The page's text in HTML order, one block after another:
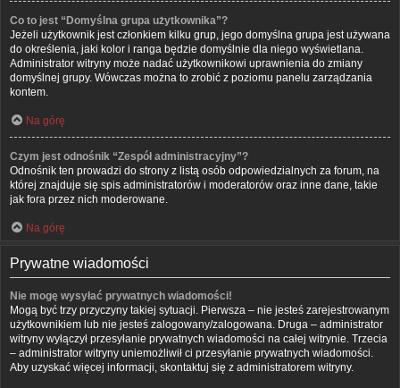
Co to jest “Domyślna grupa użytkownika”?
Jeżeli użytkownik jest członkiem kilku grup, jego domyślna grupa jest używana
do określenia, jaki kolor i ranga będzie domyślnie dla niego wyświetlana.
Administrator witryny może nadać użytkownikowi uprawnienia do zmiany
domyślnej grupy. Wówczas można to zrobić z poziomu panelu zarządzania
kontem.
Na górę
Czym jest odnośnik “Zespół administracyjny”?
Odnośnik ten prowadzi do strony z listą osób odpowiedzialnych za forum, na
której znajduje się spis administratorów i moderatorów oraz inne dane, takie
jak fora przez nich moderowane.
Na górę
Prywatne wiadomości
Nie mogę wysyłać prywatnych wiadomości!
Mogą być trzy przyczyny takiej sytuacji. Pierwsza – nie jesteś zarejestrowanym
użytkownikiem lub nie jesteś zalogowany/zalogowana. Druga – administrator
witryny wyłączył przesyłanie prywatnych wiadomości na całej witrynie. Trzecia
– administrator witryny uniemożliwił ci przesyłanie prywatnych wiadomości.
Aby uzyskać więcej informacji, skontaktuj się z administratorem witryny.